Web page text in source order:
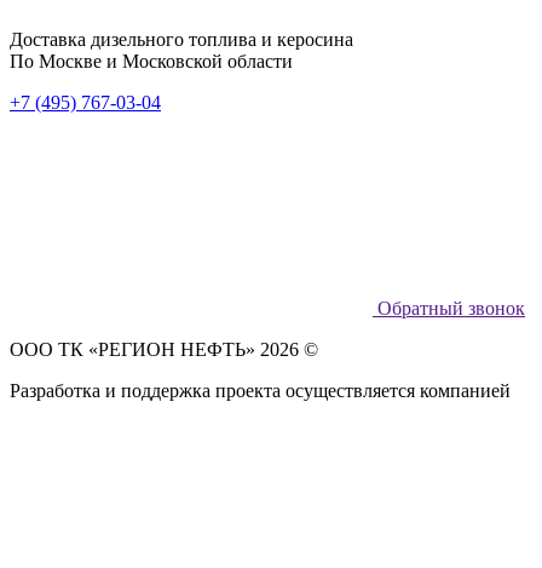
Доставка дизельного топлива и керосина
По Москве и Московской области
+7 (495) 767-03-04
Обратный звонок
ООО ТК «РЕГИОН НЕФТЬ» 2026 ©
Разработка и поддержка проекта осуществляется компанией